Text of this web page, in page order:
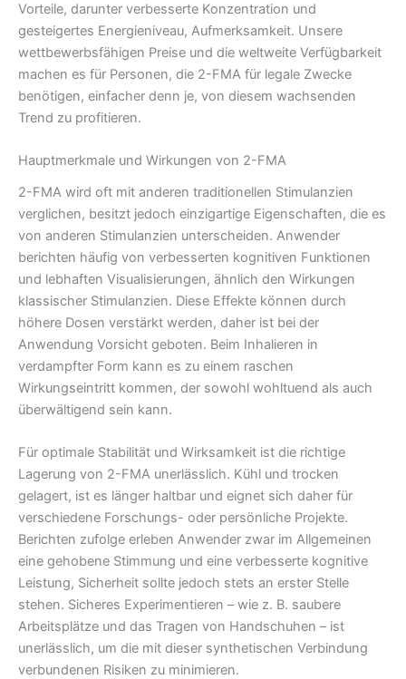
Vorteile, darunter verbesserte Konzentration und
gesteigertes Energieniveau, Aufmerksamkeit. Unsere
wettbewerbsfähigen Preise und die weltweite Verfügbarkeit
machen es für Personen, die 2-FMA für legale Zwecke
benötigen, einfacher denn je, von diesem wachsenden
Trend zu profitieren.
Hauptmerkmale und Wirkungen von 2-FMA
2-FMA wird oft mit anderen traditionellen Stimulanzien
verglichen, besitzt jedoch einzigartige Eigenschaften, die es
von anderen Stimulanzien unterscheiden. Anwender
berichten häufig von verbesserten kognitiven Funktionen
und lebhaften Visualisierungen, ähnlich den Wirkungen
klassischer Stimulanzien. Diese Effekte können durch
höhere Dosen verstärkt werden, daher ist bei der
Anwendung Vorsicht geboten. Beim Inhalieren in
verdampfter Form kann es zu einem raschen
Wirkungseintritt kommen, der sowohl wohltuend als auch
überwältigend sein kann.
Für optimale Stabilität und Wirksamkeit ist die richtige
Lagerung von 2-FMA unerlässlich. Kühl und trocken
gelagert, ist es länger haltbar und eignet sich daher für
verschiedene Forschungs- oder persönliche Projekte.
Berichten zufolge erleben Anwender zwar im Allgemeinen
eine gehobene Stimmung und eine verbesserte kognitive
Leistung, Sicherheit sollte jedoch stets an erster Stelle
stehen. Sicheres Experimentieren – wie z. B. saubere
Arbeitsplätze und das Tragen von Handschuhen – ist
unerlässlich, um die mit dieser synthetischen Verbindung
verbundenen Risiken zu minimieren.